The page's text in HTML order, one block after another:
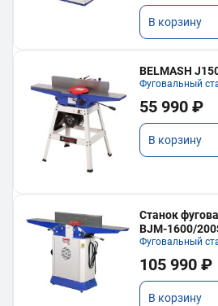
В корзину
BELMASH
Фуговальный
55 990 ₽
В корзину
Станок
BJM-1600/
Фуговальный
105 990 ₽
В корзину